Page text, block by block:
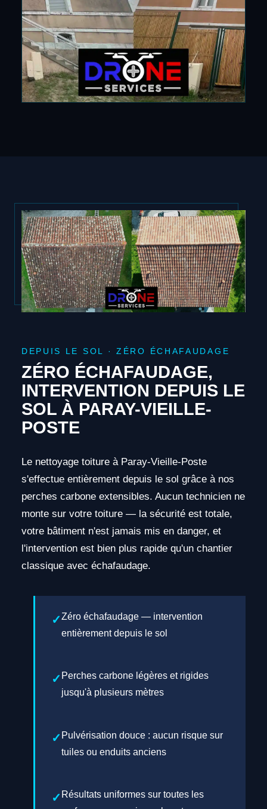
DEPUIS LE SOL · ZÉRO ÉCHAFAUDAGE
ZÉRO ÉCHAFAUDAGE,
INTERVENTION DEPUIS LE
SOL À PARAY-VIEILLE-
POSTE
Le nettoyage toiture à Paray-Vieille-Poste
s'effectue entièrement depuis le sol grâce à nos
perches carbone extensibles. Aucun technicien ne
monte sur votre toiture — la sécurité est totale,
votre bâtiment n'est jamais mis en danger, et
l'intervention est bien plus rapide qu'un chantier
classique avec échafaudage.
Zéro échafaudage — intervention
entièrement depuis le sol
Perches carbone légères et rigides
jusqu'à plusieurs mètres
Pulvérisation douce : aucun risque sur
tuiles ou enduits anciens
Résultats uniformes sur toutes les